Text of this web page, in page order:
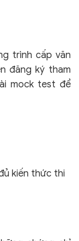
trình cấp văn
đăng ký tham
mock test để
kiến thức thi